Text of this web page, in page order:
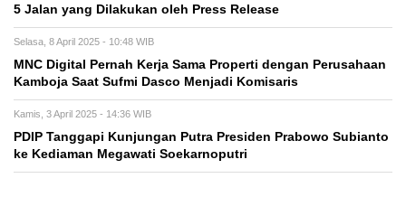
5 Jalan yang Dilakukan oleh Press Release
Selasa, 8 April 2025 - 10:48 WIB
MNC Digital Pernah Kerja Sama Properti dengan Perusahaan
Kamboja Saat Sufmi Dasco Menjadi Komisaris
Kamis, 3 April 2025 - 14:36 WIB
PDIP Tanggapi Kunjungan Putra Presiden Prabowo Subianto
ke Kediaman Megawati Soekarnoputri